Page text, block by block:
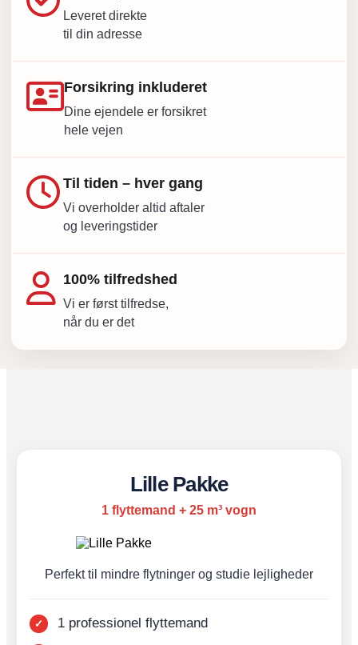
Leveret direkte
til din adresse
Forsikring inkluderet
Dine ejendele er forsikret
hele vejen
Til tiden – hver gang
Vi overholder altid aftaler
og leveringstider
100% tilfredshed
Vi er først tilfredse,
når du er det
Lille Pakke
1 flyttemand + 25 m³ vogn
Perfekt til mindre flytninger og studie lejligheder
1 professionel flyttemand